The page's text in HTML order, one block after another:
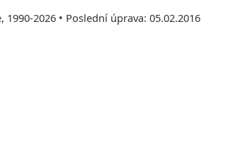
2026 • Poslední úprava: 05.02.2016